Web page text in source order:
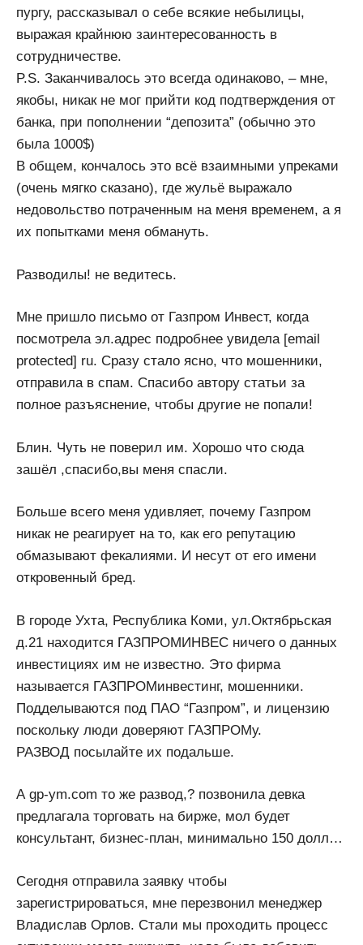
пургу, рассказывал о себе всякие небылицы,
выражая крайнюю заинтересованность в
сотрудничестве.
P.S. Заканчивалось это всегда одинаково, – мне,
якобы, никак не мог прийти код подтверждения от
банка, при пополнении “депозита” (обычно это
была 1000$)
В общем, кончалось это всё взаимными упреками
(очень мягко сказано), где жульё выражало
недовольство потраченным на меня временем, а я
их попытками меня обмануть.
Разводилы! не ведитесь.
Мне пришло письмо от Газпром Инвест, когда
посмотрела эл.адрес подробнее увидела [email
protected] ru. Сразу стало ясно, что мошенники,
отправила в спам. Спасибо автору статьи за
полное разъяснение, чтобы другие не попали!
Блин. Чуть не поверил им. Хорошо что сюда
зашёл ,спасибо,вы меня спасли.
Больше всего меня удивляет, почему Газпром
никак не реагирует на то, как его репутацию
обмазывают фекалиями. И несут от его имени
откровенный бред.
В городе Ухта, Республика Коми, ул.Октябрьская
д.21 находится ГАЗПРОМИНВЕС ничего о данных
инвестициях им не известно. Это фирма
называется ГАЗПРОМинвестинг, мошенники.
Подделываются под ПАО “Газпром”, и лицензию
поскольку люди доверяют ГАЗПРОМу.
РАЗВОД посылайте их подальше.
А gp-ym.com то же развод,? позвонила девка
предлагала торговать на бирже, мол будет
консультант, бизнес-план, минимально 150 долл…
Сегодня отправила заявку чтобы
зарегистрироваться, мне перезвонил менеджер
Владислав Орлов. Стали мы проходить процесс